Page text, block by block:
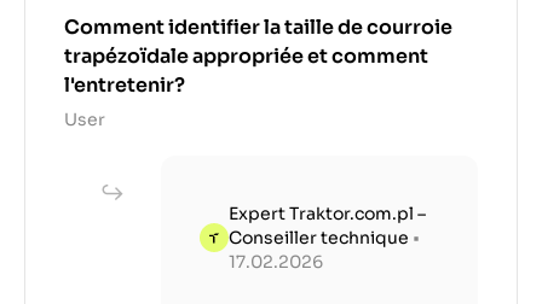
Comment identifier la taille de courroie
trapézoïdale appropriée et comment
l'entretenir?
User
Expert Traktor.com.pl –
Conseiller technique •
17.02.2026